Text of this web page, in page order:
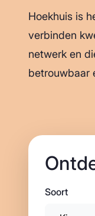
Hoekhuis is
verbinden
netwerk en
betrouwbaar
Soort